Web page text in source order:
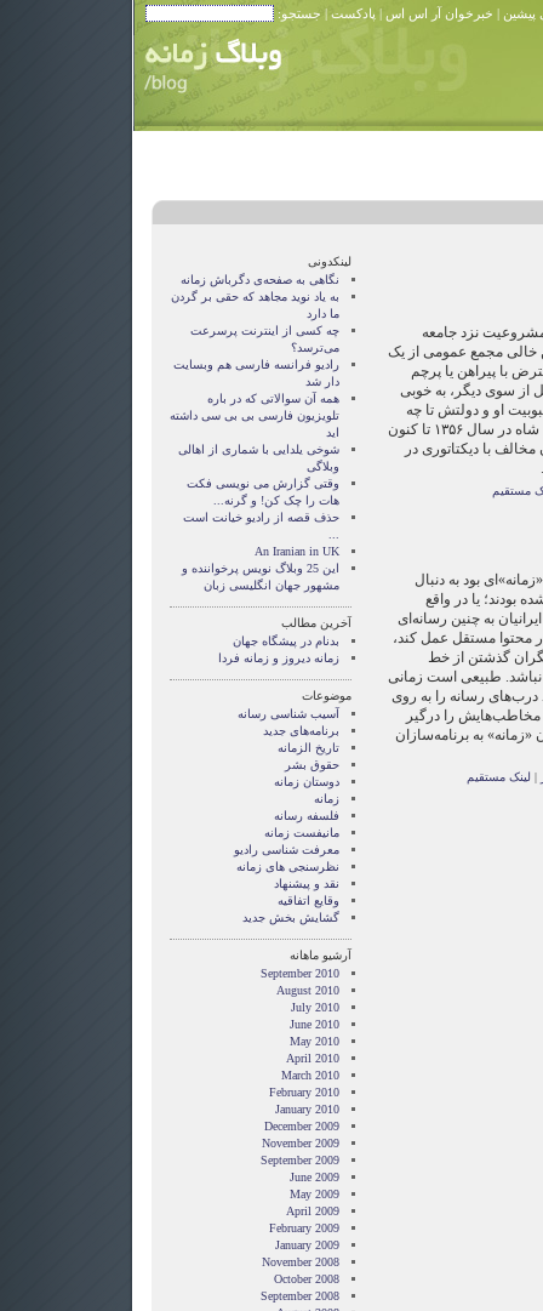
پیشین | خبرخوان آر اس اس | پادکست | جستجو:
نزد جامعه
خالی مجمع عمومی از یک
با پیراهن یا پرچم
از سوی دیگر، به خوبی
او و دولتش تا چه
اندازه است. از زمان بحران رژیم شاه در سال ۱۳۵۶ تا کنون
مخالف با دیکتاتوری در
مستقیم
بود به دنبال
بودند؛ یا در واقع
به چنین رسانه‌ای
محتوا مستقل عمل کند،
گذشتن از خط
طبیعی است زمانی
درب‌های رسانه را به روی
مخاطب‌هایش را درگیر
«زمانه» به برنامه‌سازان
| لینک مستقیم
لینکدونی
نگاهی به صفحه‌ی دگرباش زمانه
به یاد نوید مجاهد که حقی بر گردن
ما دارد
چه کسی از اینترنت پرسرعت
می‌ترسد؟
رادیو فرانسه فارسی هم وبسایت
دار شد
همه آن سوالاتی که در باره
تلویزیون فارسی بی بی سی داشته
اید
شوخی یلدایی با شماری از اهالی
وبلاگی
وقتی گزارش می نویسی فکت
هات را چک کن! و گرنه...
حذف قصه از راديو خيانت است
An Iranian in UK
این 25 وبلاگ نویس پرخواننده و
مشهور جهان انگلیسی زبان
آخرین مطالب
بدنام در پیشگاه جهان
زمانه‌‌ دیروز و زمانه فردا
موضوعات
آسیب شناسی رسانه
برنامه‌های جدید
تاريخ الزمانه
حقوق بشر
دوستان زمانه
زمانه
فلسفه رسانه
مانيفست زمانه
معرفت شناسی راديو
نظرسنجی های زمانه
نقد و پيشنهاد
وقايع اتفاقيه
گشایش بخش جدید
آرشیو ماهانه
September 2010
August 2010
July 2010
June 2010
May 2010
April 2010
March 2010
February 2010
January 2010
December 2009
November 2009
September 2009
June 2009
May 2009
April 2009
February 2009
January 2009
November 2008
October 2008
September 2008